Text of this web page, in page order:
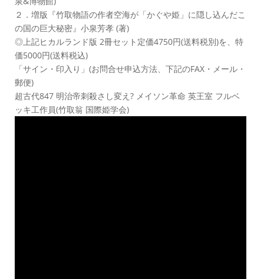
２．増版『竹取物語の作者空海が「かぐや姫」に隠し込んだこ
の国の巨大秘密』小泉芳孝 (著)
◎上記ヒカルランド版 2冊セット定価4750円(送料税別)を、特
価5000円(送料税込)
「サイン・印入り」(お問合せ申込方法、下記のFAX・メール・
郵便)
超古代847 明治帝刺殺さし変え? メイソン革命 英王室 フルベ
ッキ工作員(竹取翁 国際姫学会)